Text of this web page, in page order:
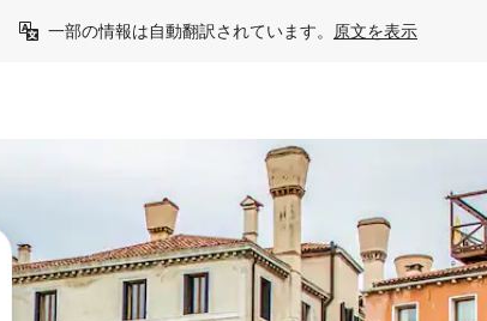
一部の情報は自動翻訳されています。 原文を表示